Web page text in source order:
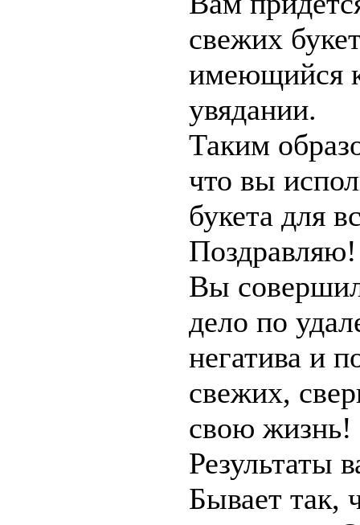
свежих
имеющийся
увядании.
Таким
что вы
букета для
Поздравляю!
Вы
дело по
негатива и
свежих,
свою жизнь!
Результаты
Бывает так,